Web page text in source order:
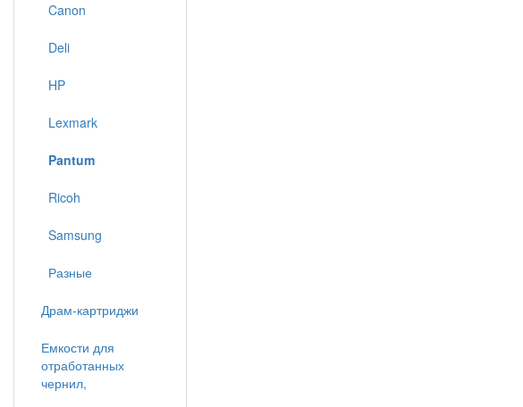
Canon
Deli
HP
Lexmark
Pantum
Ricoh
Samsung
Разные
Драм-картриджи
Емкости для
отработанных
чернил,